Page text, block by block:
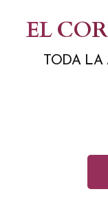
contenido
EL
TODA